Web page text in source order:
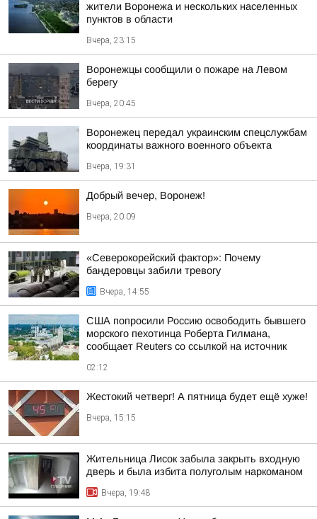
жители Воронежа и нескольких населенных
пунктов в области
Вчера, 23:15
Воронежцы сообщили о пожаре на Левом
берегу
Вчера, 20:45
Воронежец передал украинским спецслужбам
координаты важного военного объекта
Вчера, 19:31
Добрый вечер, Воронеж!
Вчера, 20:09
«Северокорейский фактор»: Почему
бандеровцы забили тревогу
Вчера, 14:55
США попросили Россию освободить бывшего
морского пехотинца Роберта Гилмана,
сообщает Reuters со ссылкой на источник
02:12
Жестокий четверг! А пятница будет ещё хуже!
Вчера, 15:15
Жительница Лисок забыла закрыть входную
дверь и была избита полуголым наркоманом
Вчера, 19:48